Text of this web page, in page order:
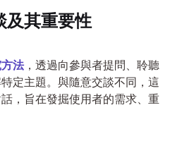
及其重要性
法，透過向參與者提問、聆聽
定主題。與隨意交談不同，這
，旨在發掘使用者的需求、重